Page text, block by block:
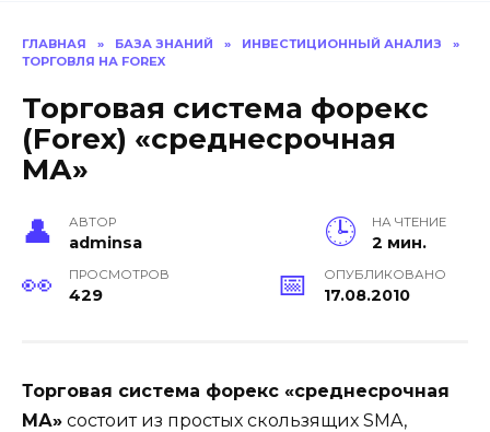
ГЛАВНАЯ » БАЗА ЗНАНИЙ » ИНВЕСТИЦИОННЫЙ АНАЛИЗ
»
ТОРГОВЛЯ НА FOREX
Торговая система форекс
(Forex) «среднесрочная
МА»
АВТОР
adminsa
НА ЧТЕНИЕ
2 мин.
ПРОСМОТРОВ
429
ОПУБЛИКОВАНО
17.08.2010
Торговая система форекс «среднесрочная
МА» состоит из простых скользящих SMA,